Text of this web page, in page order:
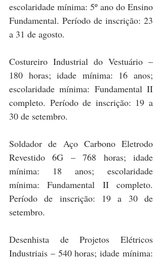
escolaridade mínima: 5º ano do Ensino
Fundamental. Período de inscrição: 23
a 31 de agosto.
Costureiro Industrial do Vestuário –
180 horas; idade mínima: 16 anos;
escolaridade mínima: Fundamental II
completo. Período de inscrição: 19 a
30 de setembro.
Soldador de Aço Carbono Eletrodo
Revestido 6G – 768 horas; idade
mínima: 18 anos; escolaridade
mínima: Fundamental II completo.
Período de inscrição: 19 a 30 de
setembro.
Desenhista de Projetos Elétricos
Industriais – 540 horas; idade mínima: